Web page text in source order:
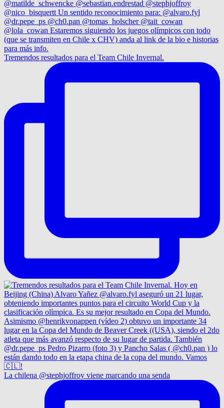
Tremendos resultados para el Team Chile Invernal.
La chilena @stephjoffroy viene marcando una senda